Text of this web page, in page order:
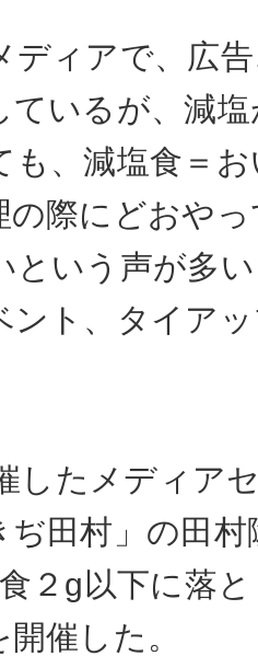
ディアで、広
ているが、減
も、減塩食＝
の際にどおや
という声が多
ント、タイア
したメディア
ぢ田村」の田
２g以下に落
催した。